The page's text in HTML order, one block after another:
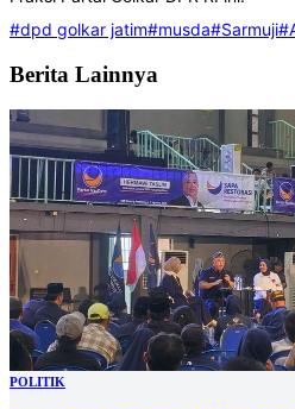
#dpd golkar jatim#musda#Sarmuji
Berita Lainnya
POLITIK